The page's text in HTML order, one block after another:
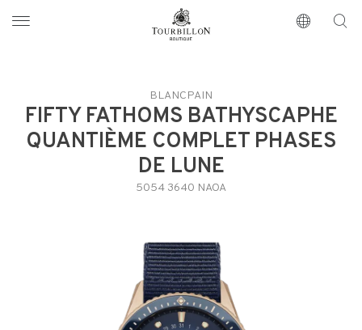
https://www.tourbillon.com/it
BLANCPAIN
FIFTY FATHOMS BATHYSCAPHE
QUANTIÈME COMPLET PHASES
DE LUNE
5054 3640 NAOA